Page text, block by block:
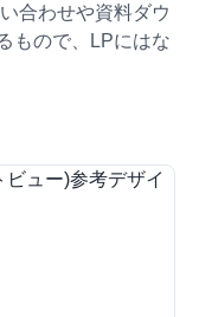
合わせや資料ダウ
もので、LPにはな